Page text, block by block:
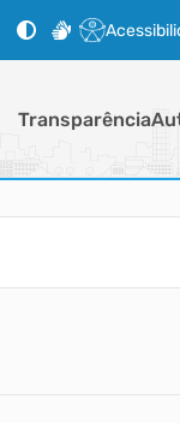
Transparência